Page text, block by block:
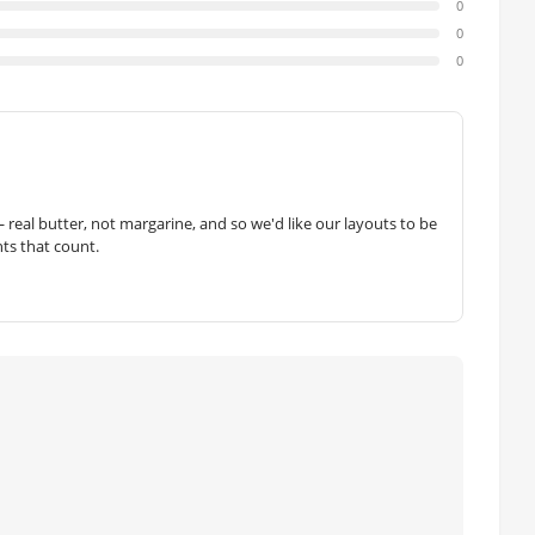
0
0
0
butter, not margarine, and so we'd like our layouts to be
that count.